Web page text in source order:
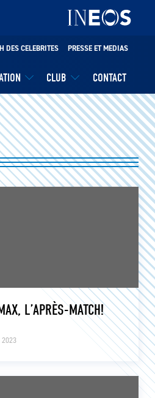
CLUB CONTACT
DES CELEBRITES PRESSE ET MEDIAS
2023
L’APRÈS-MATCH!